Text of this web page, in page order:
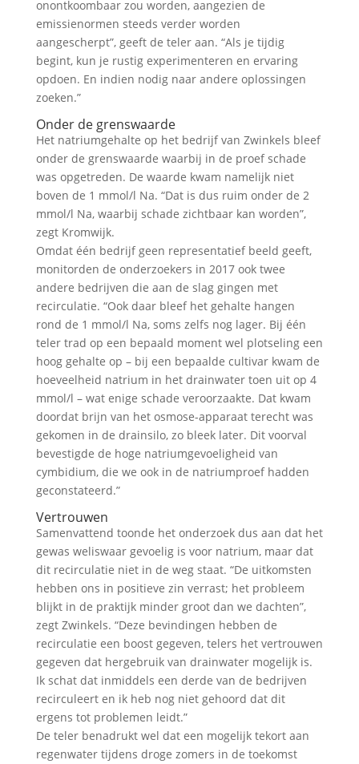
onontkoombaar zou worden, aangezien de
emissienormen steeds verder worden
aangescherpt”, geeft de teler aan. “Als je tijdig
begint, kun je rustig experimenteren en ervaring
opdoen. En indien nodig naar andere oplossingen
zoeken.”
Onder de grenswaarde
Het natriumgehalte op het bedrijf van Zwinkels bleef
onder de grenswaarde waarbij in de proef schade
was opgetreden. De waarde kwam namelijk niet
boven de 1 mmol/l Na. “Dat is dus ruim onder de 2
mmol/l Na, waarbij schade zichtbaar kan worden”,
zegt Kromwijk.
Omdat één bedrijf geen representatief beeld geeft,
monitorden de onderzoekers in 2017 ook twee
andere bedrijven die aan de slag gingen met
recirculatie. “Ook daar bleef het gehalte hangen
rond de 1 mmol/l Na, soms zelfs nog lager. Bij één
teler trad op een bepaald moment wel plotseling een
hoog gehalte op – bij een bepaalde cultivar kwam de
hoeveelheid natrium in het drainwater toen uit op 4
mmol/l – wat enige schade veroorzaakte. Dat kwam
doordat brijn van het osmose-apparaat terecht was
gekomen in de drainsilo, zo bleek later. Dit voorval
bevestigde de hoge natriumgevoeligheid van
cymbidium, die we ook in de natriumproef hadden
geconstateerd.”
Vertrouwen
Samenvattend toonde het onderzoek dus aan dat het
gewas weliswaar gevoelig is voor natrium, maar dat
dit recirculatie niet in de weg staat. “De uitkomsten
hebben ons in positieve zin verrast; het probleem
blijkt in de praktijk minder groot dan we dachten”,
zegt Zwinkels. “Deze bevindingen hebben de
recirculatie een boost gegeven, telers het vertrouwen
gegeven dat hergebruik van drainwater mogelijk is.
Ik schat dat inmiddels een derde van de bedrijven
recirculeert en ik heb nog niet gehoord dat dit
ergens tot problemen leidt.”
De teler benadrukt wel dat een mogelijk tekort aan
regenwater tijdens droge zomers in de toekomst